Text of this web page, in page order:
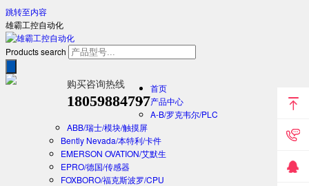
跳转至内容
雄霸工控自动化
Products search
购买咨询热线
18059884797
首页
产品中心
A-B/罗克韦尔/PLC
ABB/瑞士/模块/触摸屏
Bently Nevada/本特利/卡件
EMERSON OVATION/艾默生
EPRO/德国/传感器
FOXBORO/福克斯波罗/CPU